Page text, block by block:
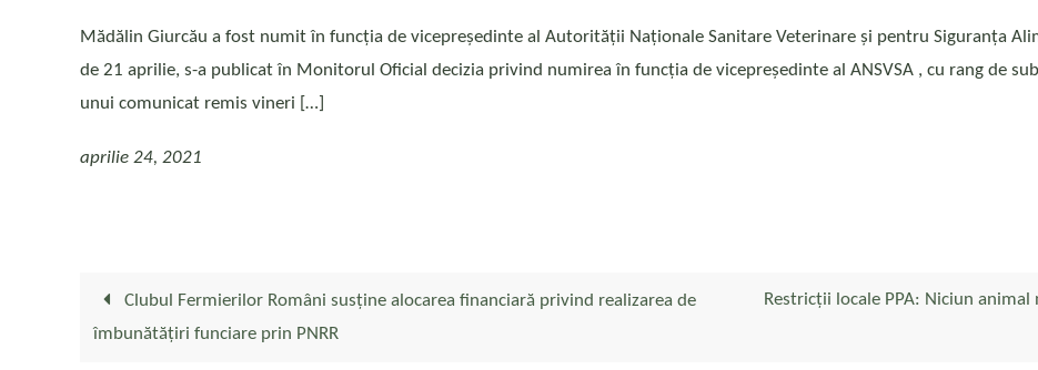
Mădălin Giurcău a fost numit în funcția de vicepreședinte al Autorităţii Naţionale Sanitare Veterinare şi pentru Siguranţa
de 21 aprilie, s-a publicat în Monitorul Oficial decizia privind numirea în funcţia de vicepreşedinte al ANSVSA , cu rang de
unui comunicat remis vineri […]
aprilie 24, 2021
Clubul Fermierilor Români susține alocarea financiară privind realizarea de
îmbunătățiri funciare prin PNRR
Restricții locale PPA: Niciun